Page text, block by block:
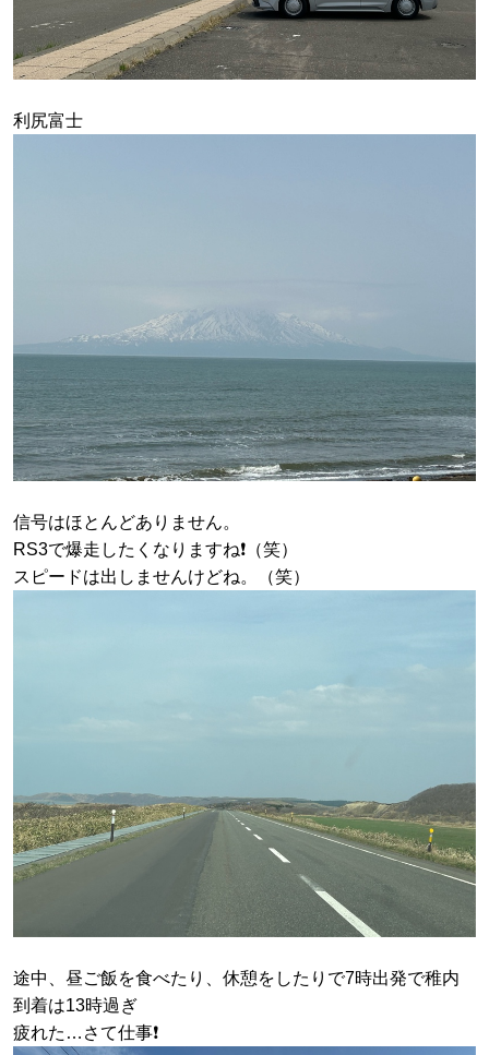
利尻富士
信号はほとんどありません。
RS3で爆走したくなりますね❗️（笑）
スピードは出しませんけどね。（笑）
途中、昼ご飯を食べたり、休憩をしたりで7時出発で稚内
到着は13時過ぎ
疲れた…さて仕事❗️